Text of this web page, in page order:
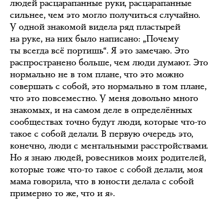
людей расцарапанные руки, расцарапанные
сильнее, чем это могло получиться случайно.
У одной знакомой видела ряд пластырей
на руке, на них было написано: „Почему
ты всегда всё портишь“. Я это замечаю. Это
распространено больше, чем люди думают. Это
нормально не в том плане, что это можно
совершать с собой, это нормально в том плане,
что это повсеместно. У меня довольно много
знакомых, и на самом деле в определённых
сообществах точно будут люди, которые что-то
такое с собой делали. В первую очередь это,
конечно, люди с ментальными расстройствами.
Но я знаю людей, ровесников моих родителей,
которые тоже что-то такое с собой делали, моя
мама говорила, что в юности делала с собой
примерно то же, что и я».